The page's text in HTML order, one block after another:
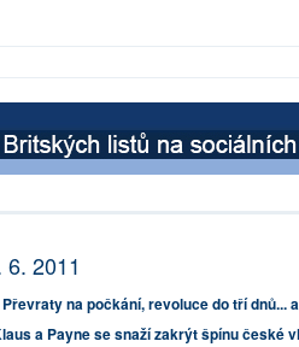
2011
Převraty na počkání, revoluce do tří dnů...
a Payne se snaží zakrýt špínu české